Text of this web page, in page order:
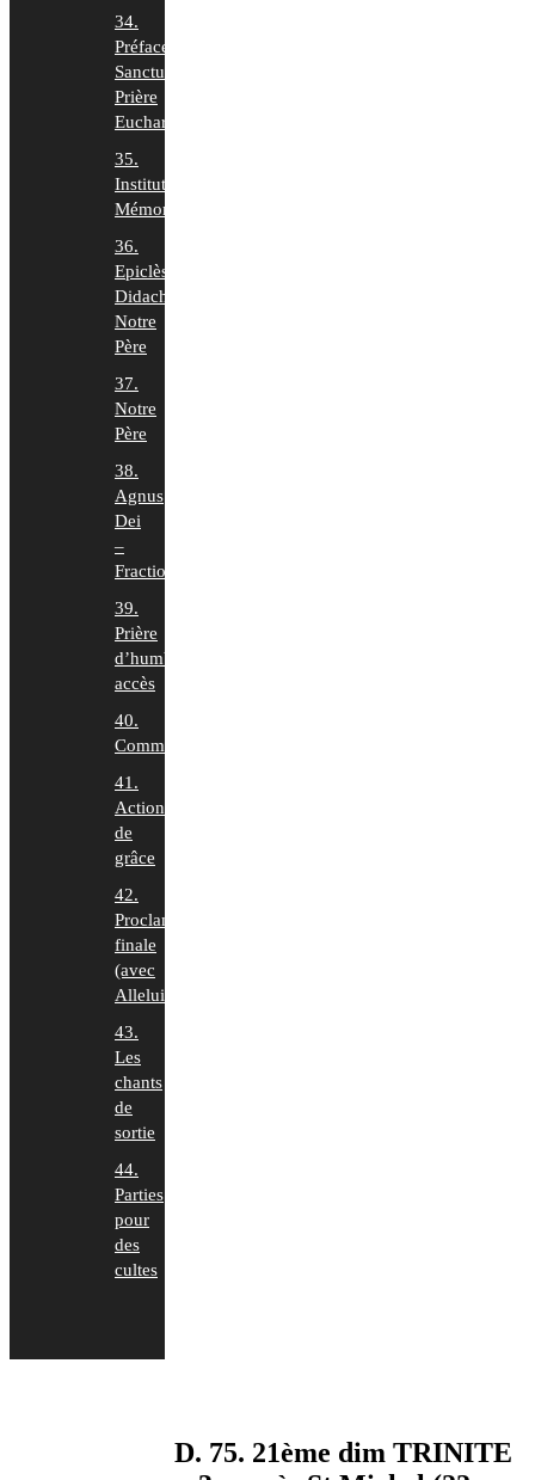
D. 75. 21ème dim TRINITE
34.
Préface,
Sanctus,
Prière
Euchar.
35.
Institution,
Mémorial
36.
Epiclèse,
Didaché,
Notre
Père
37.
Notre
Père
38.
Agnus
Dei
–
Fraction
39.
Prière
d’humble
accès
40.
Communion
41.
Action
de
grâce
42.
Proclamation
finale
(avec
Alleluia)
43.
Les
chants
de
sortie
44.
Parties
pour
des
cultes